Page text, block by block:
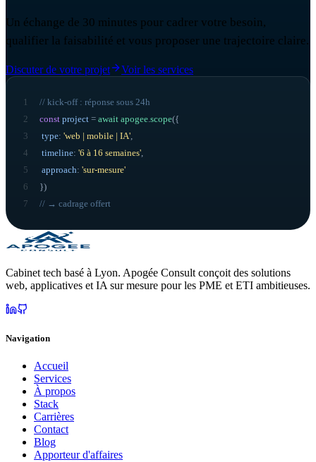
Un échange de 30 minutes pour cadrer votre besoin,
qualifier la faisabilité et vous proposer une trajectoire claire.
Discuter de votre projet Voir les services
1
// kick-off : réponse sous 24h
2
const project = await apogee scope({
3
type: 'web | mobile | IA'
4
timeline: '6 à 16 semaines'
5
approach: 'sur-mesure'
6
})
7
// → cadrage offert
Cabinet tech basé à Lyon. Apogée Consult conçoit des solutions
web, applicatives et IA sur mesure pour les PME et ETI ambitieuses.
Navigation
Accueil
Services
À propos
Stack
Carrières
Contact
Blog
Apporteur d'affaires